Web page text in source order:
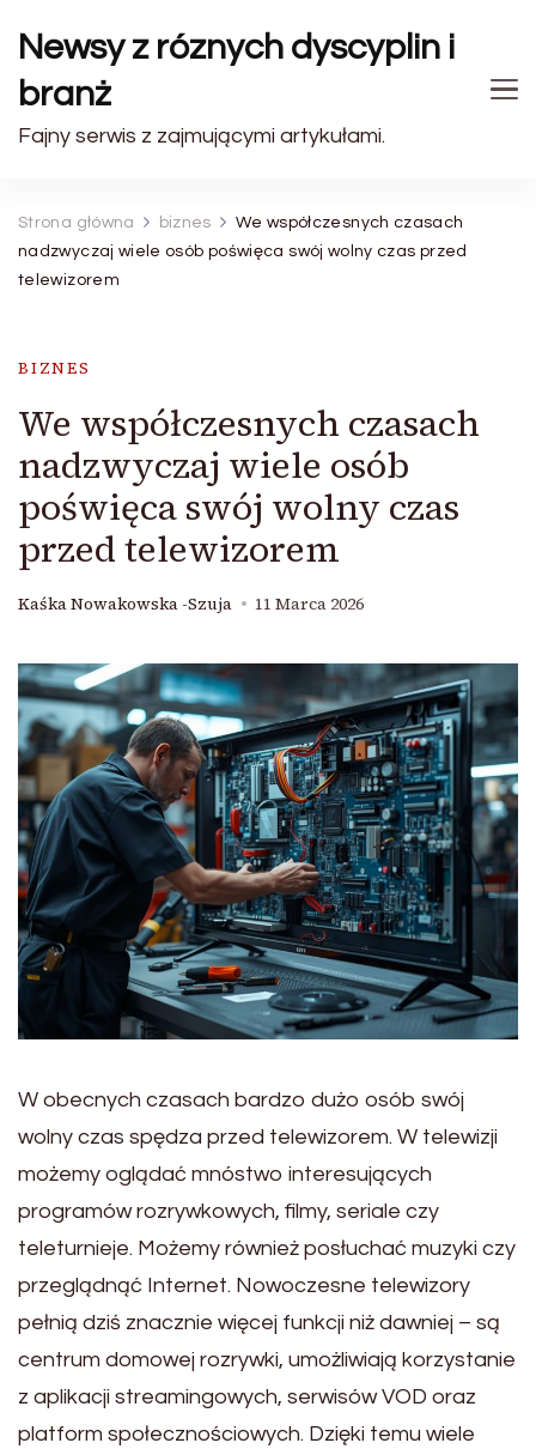
Newsy z róznych dyscyplin i
branż
Fajny serwis z zajmującymi artykułami.
Strona główna biznes
We współczesnych czasach
nadzwyczaj wiele osób poświęca swój wolny czas przed
telewizorem
BIZNES
We współczesnych czasach
nadzwyczaj wiele osób
poświęca swój wolny czas
przed telewizorem
Kaśka Nowakowska -Szuja 11 Marca 2026
W obecnych czasach bardzo dużo osób swój
wolny czas spędza przed telewizorem. W telewizji
możemy oglądać mnóstwo interesujących
programów rozrywkowych, filmy, seriale czy
teleturnieje. Możemy również posłuchać muzyki czy
przeglądnąć Internet. Nowoczesne telewizory
pełnią dziś znacznie więcej funkcji niż dawniej – są
centrum domowej rozrywki, umożliwiają korzystanie
z aplikacji streamingowych, serwisów VOD oraz
platform społecznościowych. Dzięki temu wiele